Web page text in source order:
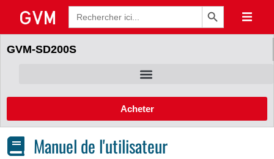
Recherche
de
:
Bouton de recherche
GVM-SD200S
Acheter
Manuel de l'utilisateur